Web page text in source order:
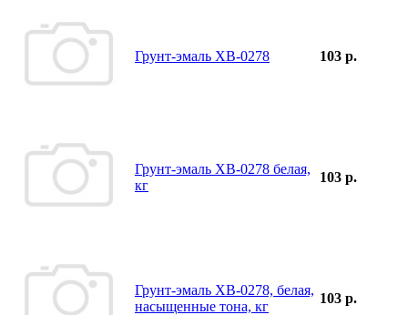
Грунт-эмаль ХВ-0278 103 р.
Грунт-эмаль ХВ-0278 белая,
кг
103 р.
Грунт-эмаль ХВ-0278, белая,
насыщенные тона, кг
103 р.